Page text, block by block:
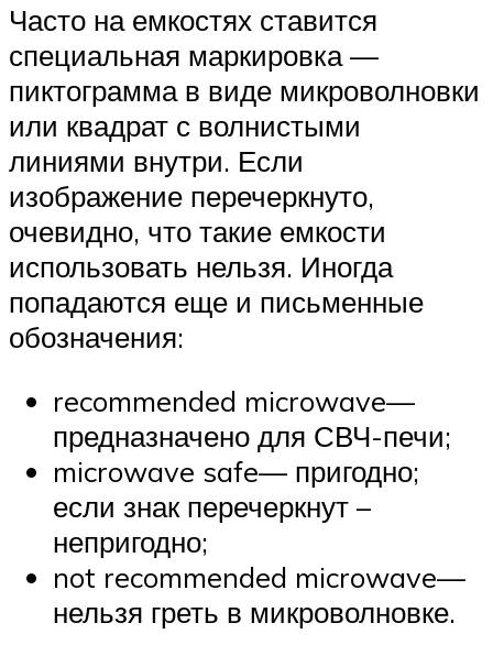
Часто на емкостях ставится
специальная маркировка —
пиктограмма в виде микроволновки
или квадрат с волнистыми
линиями внутри. Если
изображение перечеркнуто,
очевидно, что такие емкости
использовать нельзя. Иногда
попадаются еще и письменные
обозначения:
recommended microwave—
предназначено для СВЧ-печи;
microwave safe— пригодно;
если знак перечеркнут –
непригодно;
not recommended microwave—
нельзя греть в микроволновке.